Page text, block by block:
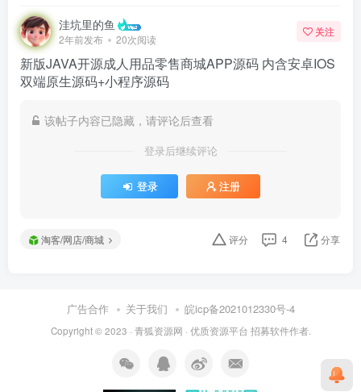
洼坑里的鱼
2年前发布 20次阅读
关注
新版JAVA开源成人用品零售商城APP源码 内含安卓IOS
双端原生源码+小程序源码
该帖子内容已隐藏，请评论后查看
登录后继续评论
登录 注册
淘客/网店/商城 评分 4 分享
广告合作 关于我们 皖icp备2021012330号-4
Copyright © 2023 · 青狐资源网 · 优质资源平台 招募软件作者.